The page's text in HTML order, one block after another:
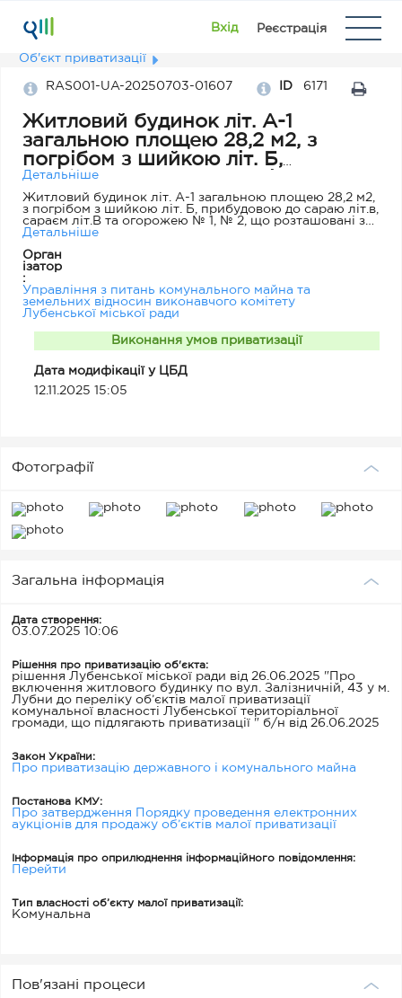
Вхід Реєстрація
Об'єкт приватизації
RAS001-UA-20250703-01607 ID 6171
Житловий будинок літ. А-1
загальною площею 28,2 м2, з
погрібом з шийкою літ. Б,
прибудовою до сараю літ.в,
сараєм літ.В та огорожею № 1, №
2, що розташовані за адресою:
вул. Залізнична, 43, м. Лубни.
Детальніше
Житловий будинок літ. А-1 загальною площею 28,2 м2,
з погрібом з шийкою літ. Б, прибудовою до сараю літ.в,
сараєм літ.В та огорожею № 1, № 2, що розташовані за
адресою: вул. Залізнична, 43, м. Лубни. Будинок 1946
ганок та вхідні двері просідають, стіни мають
незадовільний стан, а саме, деформація цегляної
кладки, тріщини на зовнішніх огороджуючих
конструкціях. Частково пошкоджено покрівлю. В
середині приміщень тріщини на стінах та стелі
(присутні сліди протікання), підлога глиняна має сліди
водопостачання та водовідведення відсутнє.
Електропостачання наявне але знаходиться в
Детальніше
Орган
ізатор
:
Управління з питань комунального майна та
земельних відносин виконавчого комітету
Лубенської міської ради
Виконання умов приватизації
Дата модифікації у ЦБД
12.11.2025 15:05
Фотографії
Загальна інформація
Дата створення:
03.07.2025 10:06
Рішення про приватизацію об'єкта:
рішення Лубенської міської ради від 26.06.2025 "Про
включення житлового будинку по вул. Залізничній, 43 у м.
Лубни до переліку об’єктів малої приватизації
комунальної власності Лубенської територіальної
громади, що підлягають приватизації " б/н від 26.06.2025
Закон України:
Про приватизацію державного і комунального майна
Постанова КМУ:
Про затвердження Порядку проведення електронних
аукціонів для продажу об’єктів малої приватизації
Інформація про оприлюднення інформаційного повідомлення:
Перейти
Тип власності об’єкту малої приватизації:
Комунальна
Пов'язані процеси